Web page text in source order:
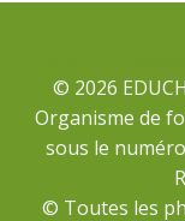
© 2026
Organisme de
sous le
© Toutes les